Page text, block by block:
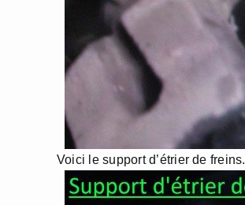
Voici le support d’étrier de freins.